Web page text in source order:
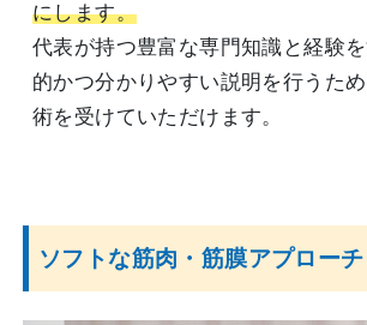
にします。
代表が持つ豊富な専門知識と経験
的かつ分かりやすい説明を行うた
術を受けていただけます。
ソフトな筋肉・筋膜アプローチ